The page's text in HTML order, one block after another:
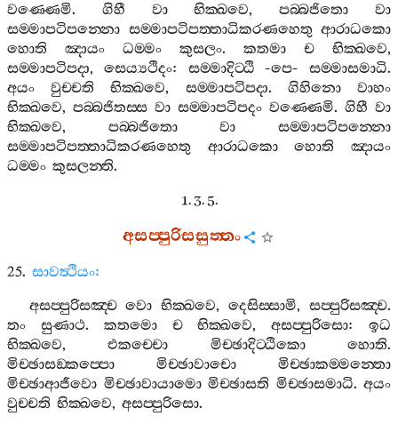
වණ‍්ණෙමි. ගිහී වා භික‍්ඛවෙ,පබ‍්බජිතො
වා
සම‍්මාපටිපන‍්නො සම‍්මාපටිපත‍්තාධිකරණහෙතු ආරාධකො
හොති
ඤායං ධම‍්මං කුසලං. කතමා ච භික‍්ඛවෙ,
සම‍්මාපටිපදා, සෙය්‍යථිදං: සම‍්මාදිට‍්ඨි -පෙ- සම‍්මාසමාධි.
අයං
වුච‍්චති භික‍්ඛවෙ, සම‍්මාපටිපදා. ගිහිනො
වාහං
භික‍්ඛවෙ, පබ‍්බජිතස‍්ස වා සම‍්මාපටිපදං වණ‍්ණෙමි. ගිහී වා
භික‍්ඛවෙ, පබ‍්බජිතො වා
සම‍්මාපටිපන‍්නො
සම‍්මාපටිපත‍්තාධිකරණහෙතු
ආරාධකො හොති
ඤායං
ධම‍්මං කුසලන‍්ති.
1. 3. 5.
අසප‍්පුරිසසුත‍්තං
25. සාවත්‍ථියං:
අසප‍්පුරිසඤ‍්ච වො භික‍්ඛවෙ,දෙසිස‍්සාමි, සප‍්පුරිසඤ‍්ච.
තං
සුණාථ. කතමො ච භික‍්ඛවෙ,අසප‍්පුරිසො:ඉධ
භික‍්ඛවෙ,එකච‍්චො මිච‍්ඡාදිට‍්ඨිකො හොති.
මිච‍්ඡාසඞ‍්කප‍්පො
මිච‍්ඡාවාචො
මිච‍්ඡාකම‍්මන‍්තො
මිච‍්ඡාආජීවො මිච‍්ඡාවායාමො මිච‍්ඡාසති මිච‍්ඡාසමාධි. අයං
වුච‍්චති භික‍්ඛවෙ, අසප‍්පුරිසො.